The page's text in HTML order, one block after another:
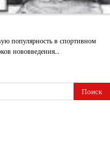
популярность в спортивном
нововведения…